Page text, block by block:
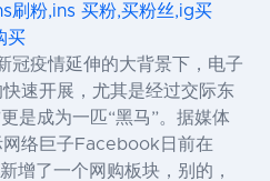
刷粉,ins 买粉,买粉丝,ig买
买
冠疫情延伸的大背景下，电子
速开展，尤其是经过交际东
是成为一匹“黑马”。据媒体
络巨子Facebook日前在
增了一个网购板块，别的，